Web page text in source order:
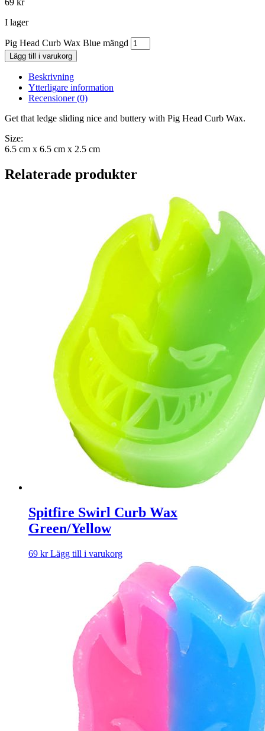
69 kr
I lager
Pig Head Curb Wax Blue mängd
Lägg till i varukorg
Beskrivning
Ytterligare information
Recensioner (0)
Get that ledge sliding nice and buttery with Pig Head Curb Wax.
Size:
6.5 cm x 6.5 cm x 2.5 cm
Relaterade produkter
Spitfire Swirl Curb Wax
Green/Yellow
69 kr Lägg till i varukorg